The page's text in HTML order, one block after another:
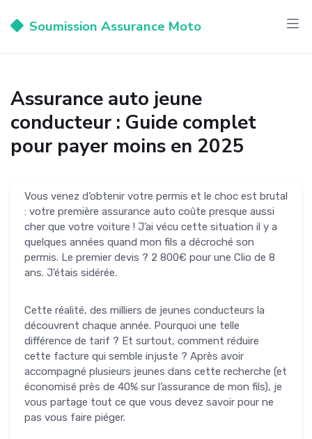
Soumission Assurance Moto
Assurance auto jeune
conducteur : Guide complet
pour payer moins en 2025
Vous venez d’obtenir votre permis et le choc est brutal
: votre première assurance auto coûte presque aussi
cher que votre voiture ! J’ai vécu cette situation il y a
quelques années quand mon fils a décroché son
permis. Le premier devis ? 2 800€ pour une Clio de 8
ans. J’étais sidérée.
Cette réalité, des milliers de jeunes conducteurs la
découvrent chaque année. Pourquoi une telle
différence de tarif ? Et surtout, comment réduire
cette facture qui semble injuste ? Après avoir
accompagné plusieurs jeunes dans cette recherche (et
économisé près de 40% sur l’assurance de mon fils), je
vous partage tout ce que vous devez savoir pour ne
pas vous faire piéger.